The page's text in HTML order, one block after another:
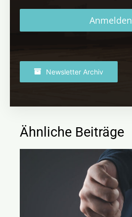
Anmelden
Newsletter Archiv
Ähnliche Beiträge